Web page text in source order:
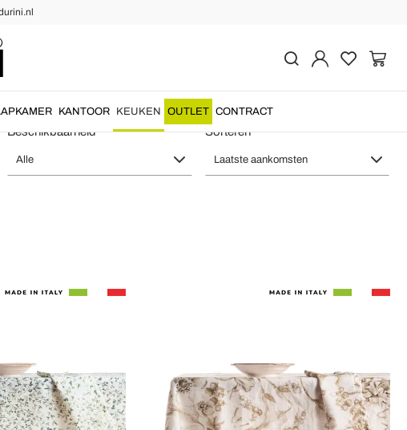
KANTOOR KEUKEN OUTLET CONTRACT
- Tafeltextiel
Beschikbaarheid
Alle
Sorteren
Laatste aankomsten